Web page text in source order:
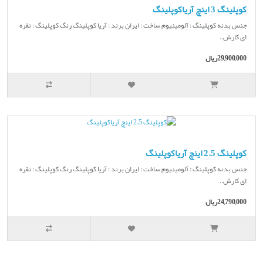
کوپلینگ 3 اینچ آریاکوپلینگ
جنس بدنه کوپلینگ : آلومینیوم ساخت : ایران برند : آریا کوپلینگ رنگ کوپلینگ : نقره
ای کارش..
29,900,000ریال
کوپلینگ 2.5 اینچ آریاکوپلینگ
جنس بدنه کوپلینگ : آلومینیوم ساخت : ایران برند : آریا کوپلینگ رنگ کوپلینگ : نقره
ای کارش..
24,790,000ریال